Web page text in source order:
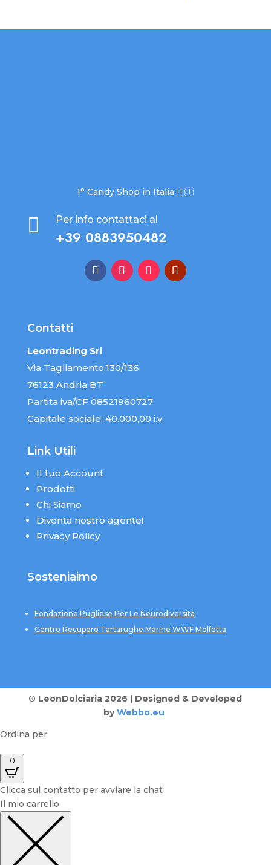
1° Candy Shop in Italia 🇮🇹
 Per info contattaci al
+39 0883950482
Contatti
Leontrading Srl
Via Tagliamento,130/136
76123 Andria BT
Partita iva/CF 08521960727
Capitale sociale: 40.000,00 i.v.
Link Utili
Il tuo Account
Prodotti
Chi Siamo
Diventa nostro agente!
Privacy Policy
Sosteniaimo
Fondazione Pugliese Per Le Neurodiversità
Centro Recupero Tartarughe Marine WWF Molfetta
® LeonDolciaria 2026 | Designed & Developed
by Webbo.eu
Ordina per
0
Clicca sul contatto per avviare la chat
Il mio carrello